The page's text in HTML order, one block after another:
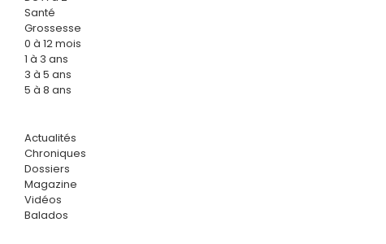
Santé
Grossesse
0 à 12 mois
1 à 3 ans
3 à 5 ans
5 à 8 ans
Actualités
Chroniques
Dossiers
Magazine
Vidéos
Balados